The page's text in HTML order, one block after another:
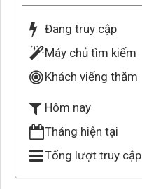
Đang truy cập
Máy chủ tìm kiếm
Khách viếng thăm
Hôm nay
Tháng hiện tại
Tổng lượt truy cập